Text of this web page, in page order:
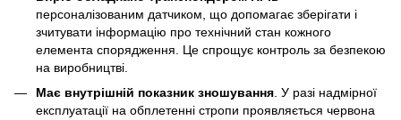
персоналізованим датчиком, що допомагає зберігати і
зчитувати інформацію про технічний стан кожного
елемента спорядження. Це спрощує контроль за безпекою
на виробництві.
Має внутрішній показник зношування. У разі надмірної
експлуатації на обплетенні стропи проявляється червона